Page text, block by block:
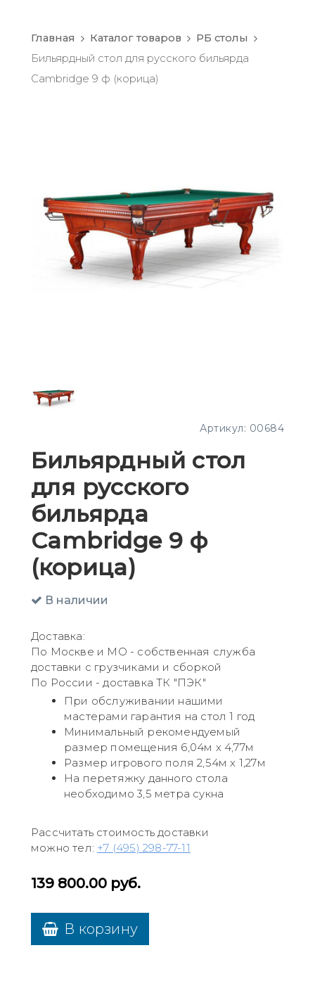
Главная Каталог товаров
РБ столы
Бильярдный стол для русского бильярда
Cambridge 9 ф (корица)
Артикул: 00684
Бильярдный стол
для русского
бильярда
Cambridge 9 ф
(корица)
В наличии
Доставка:
По Москве и МО - собственная служба
доставки с грузчиками и сборкой
По России - доставка ТК "ПЭК"
При обслуживании нашими
мастерами гарантия на стол 1 год
Минимальный рекомендуемый
размер помещения 6,04м х 4,77м
Размер игрового поля 2,54м х 1,27м
На перетяжку данного стола
необходимо 3,5 метра сукна
Рассчитать стоимость доставки
можно тел: +7 (495) 298-77-11
139 800.00 руб.
В корзину